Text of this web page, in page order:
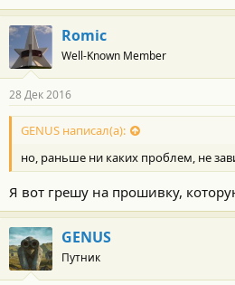
Romic
Well-Known Member
28 Дек 2016
GENUS написал(а):
но, раньше ни каких проблем, не
Я вот грешу на прошивку,
GENUS
Путник